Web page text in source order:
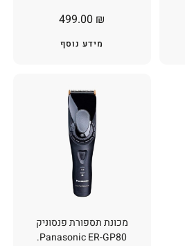
499.00 ₪
מידע נוסף
מכונת תספורת פנסוניק
Panasonic ER-GP80.